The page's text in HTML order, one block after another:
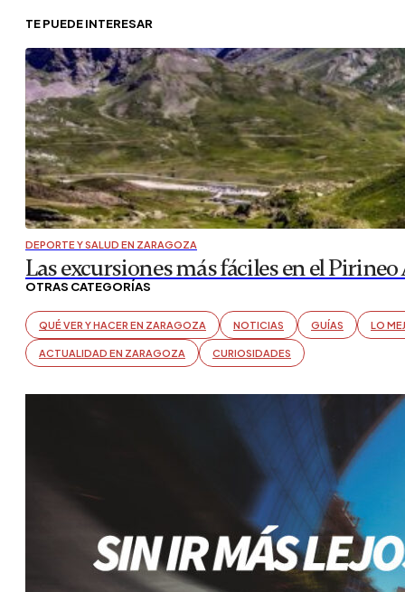
TE PUEDE INTERESAR
DEPORTE Y SALUD EN ZARAGOZA
Las excursiones más fáciles en el
OTRAS CATEGORÍAS
QUÉ VER Y HACER EN ZARAGOZA NOTICIAS GUÍAS LO
ACTUALIDAD EN ZARAGOZA CURIOSIDADES